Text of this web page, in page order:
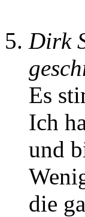
Dirk
Es
Ich
und
die